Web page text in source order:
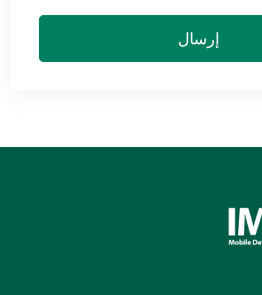
إرسال